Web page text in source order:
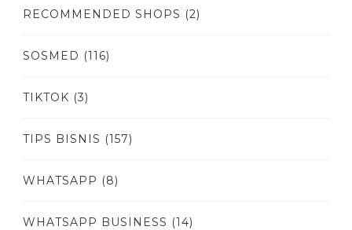
RECOMMENDED SHOPS (2)
SOSMED (116)
TIKTOK (3)
TIPS BISNIS (157)
WHATSAPP (8)
WHATSAPP BUSINESS (14)